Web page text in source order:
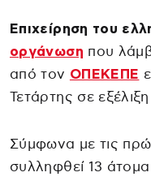
Επιχείρηση του
οργάνωση που
από τον ΟΠΕΚΕΠΕ
Τετάρτης σε
Σύμφωνα με τις
συλληφθεί 13